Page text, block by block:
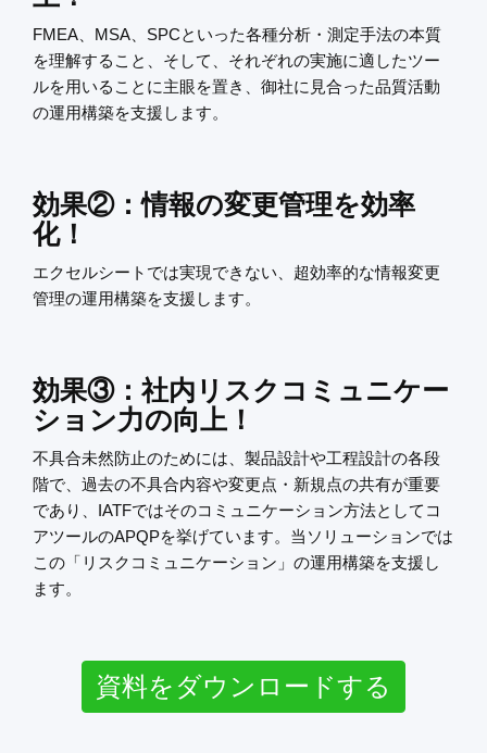
FMEA、MSA、SPCといった各種分析・測定手法の本質
を理解すること、そして、それぞれの実施に適したツー
ルを用いることに主眼を置き、御社に見合った品質活動
の運用構築を支援します。
効果②：情報の変更管理を効率
化！
エクセルシートでは実現できない、超効率的な情報変更
管理の運用構築を支援します。
効果③：社内リスクコミュニケー
ション力の向上！
不具合未然防止のためには、製品設計や工程設計の各段
階で、過去の不具合内容や変更点・新規点の共有が重要
であり、IATFではそのコミュニケーション方法としてコ
アツールのAPQPを挙げています。当ソリューションでは
この「リスクコミュニケーション」の運用構築を支援し
ます。
資料をダウンロードする